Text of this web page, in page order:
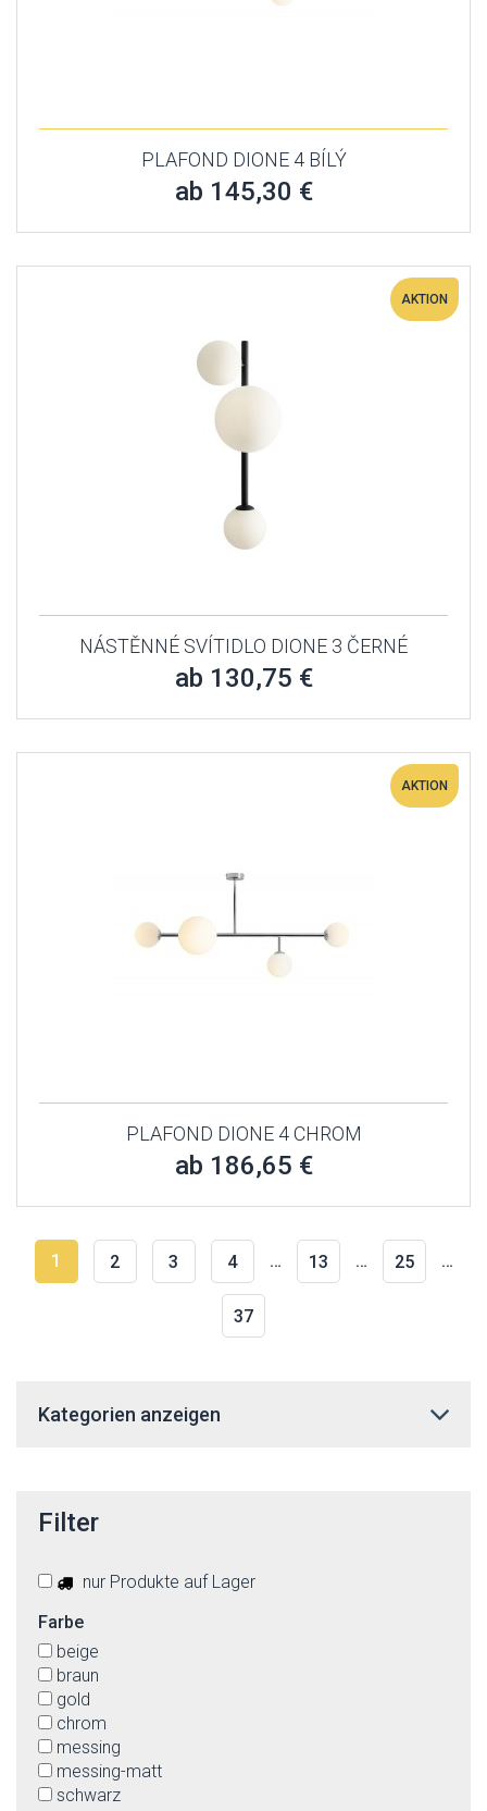
PLAFOND DIONE 4 BÍLÝ
ab 145,30 €
AKTION
NÁSTĚNNÉ SVÍTIDLO DIONE 3 ČERNÉ
ab 130,75 €
AKTION
PLAFOND DIONE 4 CHROM
ab 186,65 €
1 2 3 4 … 13 … 25 …
37
Kategorien anzeigen
Filter
nur Produkte auf Lager
Farbe
beige
braun
gold
chrom
messing
messing-matt
schwarz